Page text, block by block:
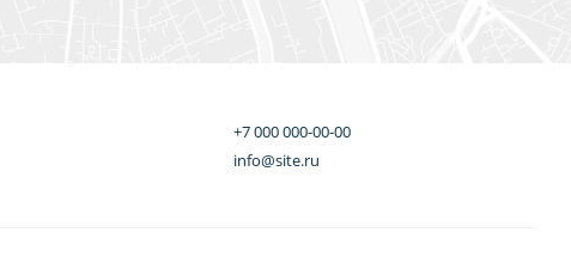
+7 000 000-00-00
info@site.ru